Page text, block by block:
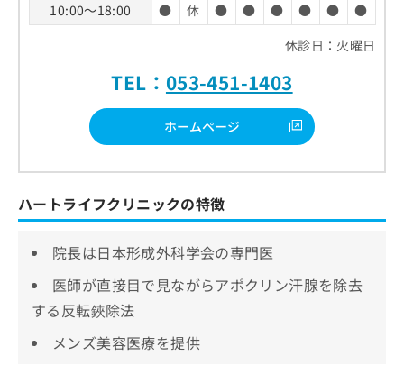
10:00～18:00
● 休 ● ● ● ● ●
●
休診日：火曜日
TEL： 053-451-1403
ホームページ
ハートライフクリニックの特徴
院長は日本形成外科学会の専門医
医師が直接目で見ながらアポクリン汗腺を除去
する反転鋏除法
メンズ美容医療を提供